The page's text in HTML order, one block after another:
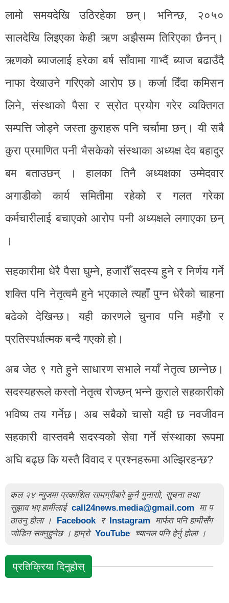
लामो समयदेखि उठिरहेका छन्। भनिन्छ, २०५०
सालदेखि लिइएका केही ऋण अझैसम्म तिरिएका छैनन्।
ऋणको ब्याजलाई हरेका बर्ष साँवामा गाभ्दैं ब्याज बढाउँदै
नाफा देखाउने गरिएको आरोप छ। कर्जा दिँदा कमिसन
लिने, संस्थाको पैसा र स्रोत प्रयोग गरेर व्यक्तिगत
सम्पत्ति जोड्ने जस्ता कुराहरू पनि चर्चामा छन्। यी सबै
कुरा प्रमाणित पनी भैसकेको संस्थाका अध्यक्ष देव बहादुर
बम बताउछन् । हालका तिनै अध्यक्षका उम्मेदवार
अगाडीको कार्य समितीमा रहेको र गलत गरेका
कर्मचारीलाई बचाएको आरोप पनी अध्यक्षले लगाएका छन्
।
सहकारीमा धेरै पैसा घुम्ने, हजारौँ सदस्य हुने र निर्णय गर्ने
शक्ति पनि नेतृत्वमै हुने भएकाले त्यहाँ पुग्न धेरैको चाहना
बढेको देखिन्छ। यही कारणले चुनाव पनि महँगो र
प्रतिस्पर्धात्मक बन्दै गएको हो।
अब जेठ ९ गते हुने साधारण सभाले नयाँ नेतृत्व छान्नेछ।
सदस्यहरूले कस्तो नेतृत्व रोज्छन् भन्ने कुराले सहकारीको
भविष्य तय गर्नेछ। अब सबैको चासो यही छ नवजीवन
सहकारी वास्तवमै सदस्यको सेवा गर्ने संस्थाका रूपमा
अघि बढ्छ कि यस्तै विवाद र प्रश्नहरूमा अल्झिरहन्छ?
कल २४ न्युजमा प्रकाशित सामग्रीबारे कुनै गुनासो, सुचना तथा
सुझाव भए हामीलाई call24news.media@gmail.com
मा प
ठाउनु होला ।
Facebook र Instagram
मार्फत पनि हामीसँग
जोडिन सक्नुहुनेछ । हाम्रो YouTube च्यानल पनि हेर्नु होला ।
प्रतिक्रिया दिनुहोस्